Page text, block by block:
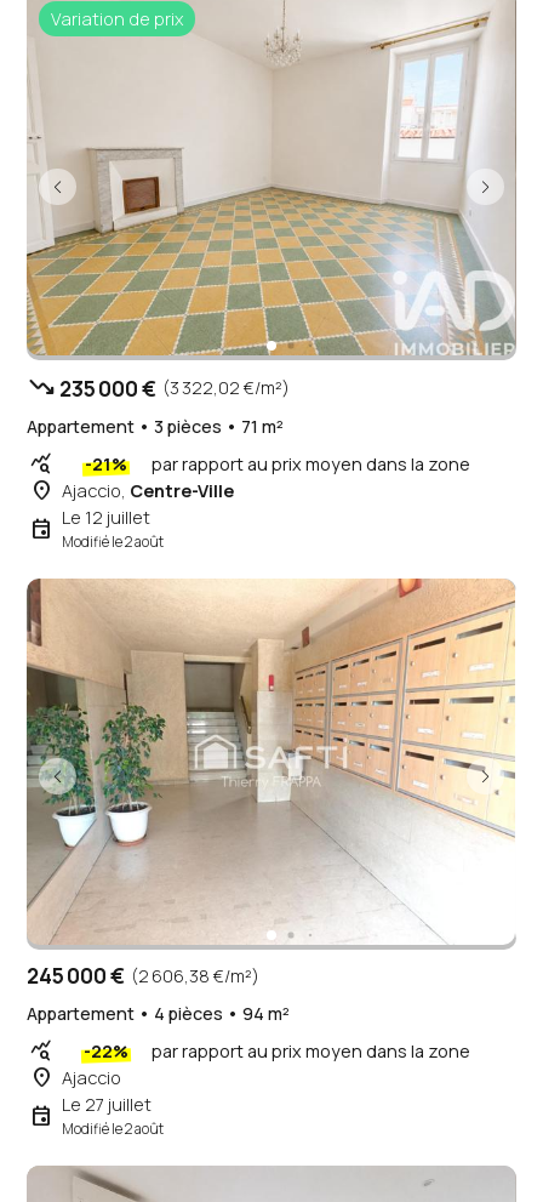
Variation de prix
trending_down 235 000 € (3 322,02 €/m²)
Appartement • 3 pièces • 71 m²
query_stats -21% par rapport au prix moyen dans la zone
place Ajaccio, Centre-Ville
event Le 12 juillet
Modifié le 2 août
245 000 € (2 606,38 €/m²)
Appartement • 4 pièces • 94 m²
query_stats -22% par rapport au prix moyen dans la zone
place Ajaccio
event Le 27 juillet
Modifié le 2 août